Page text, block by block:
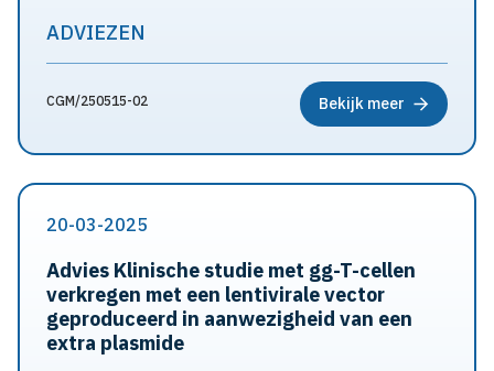
ADVIEZEN
CGM/250515-02 Bekijk meer
20-03-2025
Advies Klinische studie met gg-T-cellen
verkregen met een lentivirale vector
geproduceerd in aanwezigheid van een
extra plasmide